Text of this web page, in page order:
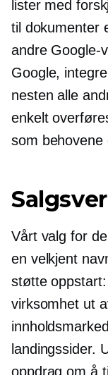
lister med
til dokumenter
andre Google-
Google,
nesten alle
enkelt
som behovene
Vårt valg for
en velkjent
støtte oppstart:
virksomhet ut
landingssider.
oppdrag om å